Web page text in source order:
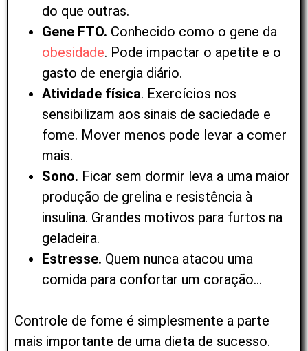
do que outras.
Gene FTO. Conhecido como o gene da
obesidade. Pode impactar o apetite e o
gasto de energia diário.
Atividade física. Exercícios nos
sensibilizam aos sinais de saciedade e
fome. Mover menos pode levar a comer
mais.
Sono. Ficar sem dormir leva a uma maior
produção de grelina e resistência à
insulina. Grandes motivos para furtos na
geladeira.
Estresse. Quem nunca atacou uma
comida para confortar um coração…
Controle de fome é simplesmente a parte
mais importante de uma dieta de sucesso.